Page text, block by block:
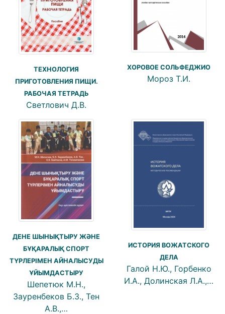
ТЕХНОЛОГИЯ
ПРИГОТОВЛЕНИЯ ПИЩИ.
РАБОЧАЯ ТЕТРАДЬ
Светлович Д.В.
ХОРОВОЕ СОЛЬФЕДЖИО
Мороз Т.И.
ДЕНЕ ШЫНЫҚТЫРУ ЖӘНЕ
БҰҚАРАЛЫҚ СПОРТ
ТҮРЛЕРІМЕН АЙНАЛЫСУДЫ
ҰЙЫМДАСТЫРУ
Шепетюк М.Н.,
Зауренбеков Б.З., Тен
А.В.,…
ИСТОРИЯ ВОЖАТСКОГО
ДЕЛА
Галой Н.Ю., Горбенко
И.А., Долинская Л.А.,…